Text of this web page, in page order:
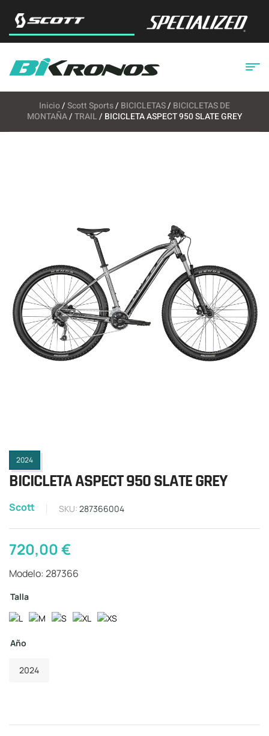
Inicio/Scott Sports/ BICICLETAS/ BICICLETAS DE
MONTAÑA/TRAIL/ BICICLETA ASPECT 950 SLATE GREY
2024
BICICLETA ASPECT 950 SLATE GREY
Scott SKU: 287366004
720,00€
Modelo: 287366
Talla
Año
2024